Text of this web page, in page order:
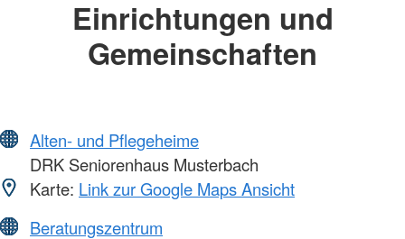
Einrichtungen und
Gemeinschaften
Alten- und Pflegeheime
DRK Seniorenhaus Musterbach
Karte: Link zur Google Maps Ansicht
Beratungszentrum